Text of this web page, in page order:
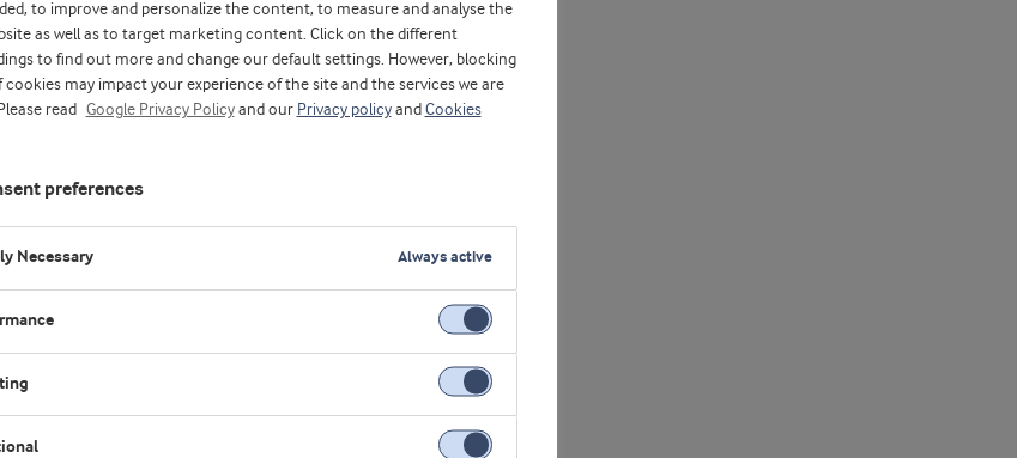
to improve and personalize the content, to measure and analyse the
as well as to target marketing content. Click on the different
to find out more and change our default settings. However, blocking
cookies may impact your experience of the site and the services we are
read
Google Privacy Policyand our Privacy policyand Cookies
preferences
Necessary Always active